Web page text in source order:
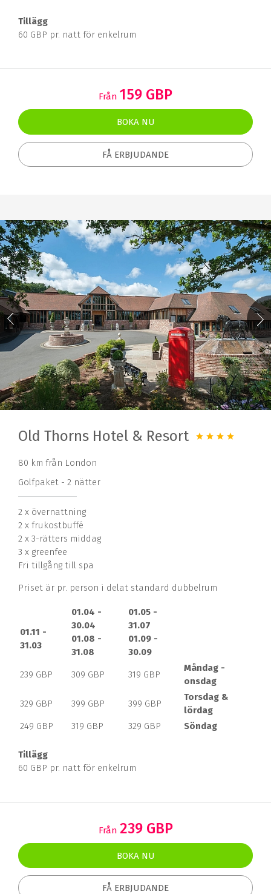
Tillägg
60 GBP pr. natt för enkelrum
Från 159 GBP
BOKA NU
FÅ ERBJUDANDE
Old Thorns Hotel & Resort
80 km från London
Golfpaket - 2 nätter
2 x övernattning
2 x frukostbuffé
2 x 3-rätters middag
3 x greenfee
Fri tillgång till spa
Priset är pr. person i delat standard dubbelrum
01.11 -
31.03
01.04 -
30.04
01.08 -
31.08
01.05 -
31.07
01.09 -
30.09
239 GBP 309 GBP 319 GBP
Måndag -
onsdag
329 GBP 399 GBP 399 GBP
Torsdag &
lördag
249 GBP
319 GBP 329 GBP Söndag
Tillägg
60 GBP pr. natt för enkelrum
Från 239 GBP
BOKA NU
FÅ ERBJUDANDE